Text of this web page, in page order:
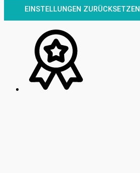
EINSTELLUNGEN ZURÜCKSETZEN